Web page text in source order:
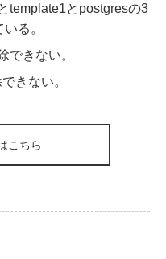
template1とpostgresの3
る。
できない。
きない。
こちら